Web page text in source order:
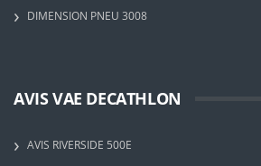
DIMENSION PNEU 3008
AVIS VAE DECATHLON
AVIS RIVERSIDE 500E